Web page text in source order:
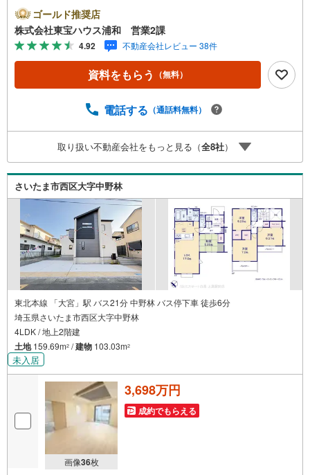
時間:7:00～22:00（年中無休）こちらの時間帯はお電話で
のお問い合わせがスムーズにご案内できますぜひお気軽に
ご連絡下さい！東宝ハウスライフソリューションズグルー
プ 東宝ハウス浦和 特別提携金利〔一例〕東宝ハウス浦
和の住宅ローン■変動金利全期間引下げプラン⇒住宅ローン
金利優遇割の最大適用《0.89％》と某信用金庫金利1.275％
万円※2026年7月末実行分まで（審査・要件があります）◇
ライフパートナーが直接ご対応ライフプランニング、かけ
つけサポート、Club Offプレミアムなど多彩なサービスがご
ざいます
ゴールド推奨店
株式会社東宝ハウス浦和 営業2課
4.92 不動産会社レビュー 38件
資料をもらう （無料）
電話する （通話料無料）
取り扱い不動産会社をもっと見る（全8社）
さいたま市西区大字中野林
東北本線 「大宮」駅 バス21分 中野林 バス停下車 徒歩6分
埼玉県さいたま市西区大字中野林
4LDK / 地上2階建
土地159.69m2 /建物 103.03m2
未入居
画像36枚
3,698万円
成約でもらえる